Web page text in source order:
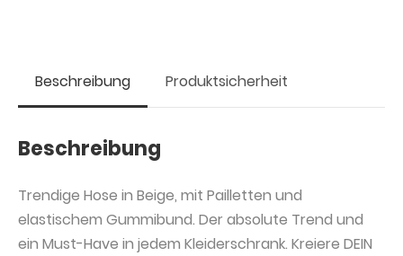
Beschreibung Produktsicherheit
Beschreibung
Trendige Hose in Beige, mit Pailletten und
elastischem Gummibund. Der absolute Trend und
ein Must-Have in jedem Kleiderschrank. Kreiere DEIN